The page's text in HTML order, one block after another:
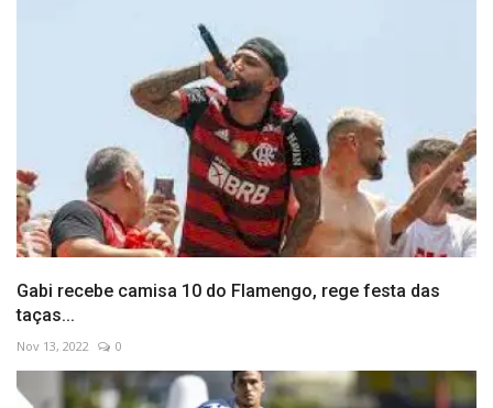
Gabi recebe camisa 10 do Flamengo, rege festa das
taças...
Nov 13, 2022 0